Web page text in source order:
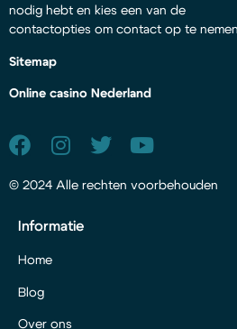
nodig hebt en kies een van de
contactopties om contact op te
Sitemap
Online casino Nederland
© 2024 Alle rechten voorbehouden
Informatie
Home
Blog
Over ons